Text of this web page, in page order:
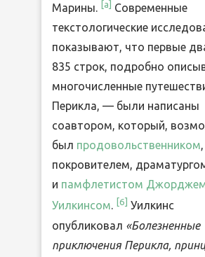
Марины.
a
Современные
текстологические
показывают, что первые
835 строк, подробно
многочисленные
Перикла, — были написаны
соавтором, который,
был продовольственником,
покровителем,
и памфлетистом
Уилкинсом. 6 Уилкинс
опубликовал «Болезненные
приключения Перикла,